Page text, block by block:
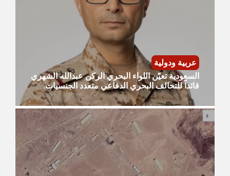
عربية ودولية
السعودية تعيّن اللواء البحري الركن عبدالله الشهري
قائداً للتحالف البحري الدفاعي متعدد الجنسيات.